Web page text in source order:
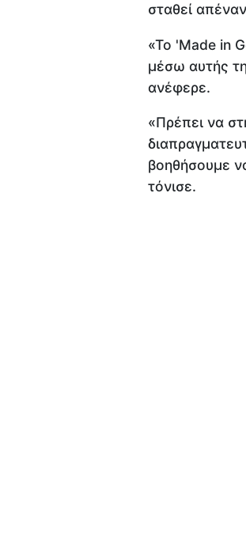
σταθεί
«Το 'Made in
μέσω αυτής
ανέφερε.
«Πρέπει να
βοηθήσουμε
τόνισε.